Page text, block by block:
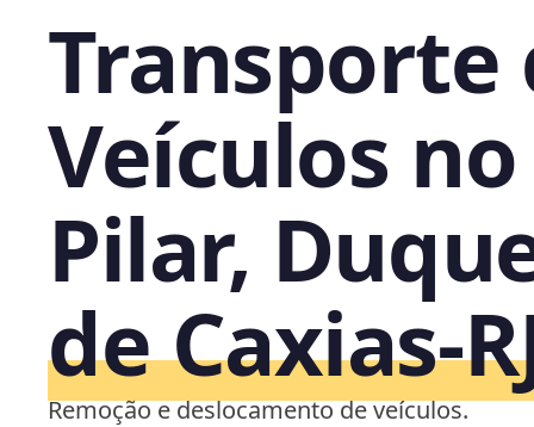
Transporte
Veículos no
Pilar,
de
Remoção e deslocamento de veículos.